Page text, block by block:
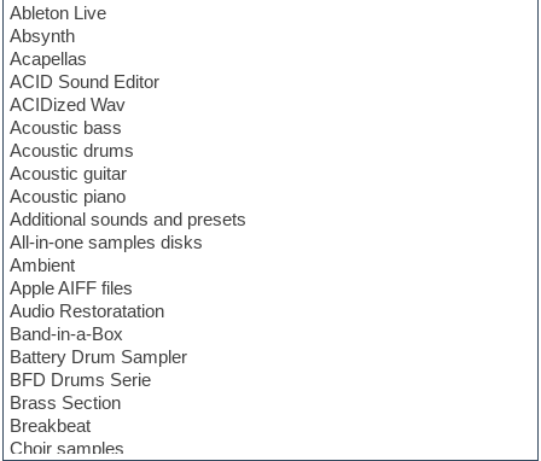
Ableton Live
Absynth
Acapellas
ACID Sound Editor
ACIDized Wav
Acoustic bass
Acoustic drums
Acoustic guitar
Acoustic piano
Additional sounds and presets
All-in-one samples disks
Ambient
Apple AIFF files
Audio Restoratation
Band-in-a-Box
Battery Drum Sampler
BFD Drums Serie
Brass Section
Breakbeat
Choir samples